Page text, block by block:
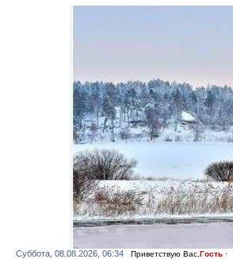
Суббота, 08.08.2026, 06:34 Приветствую Вас Гость ·